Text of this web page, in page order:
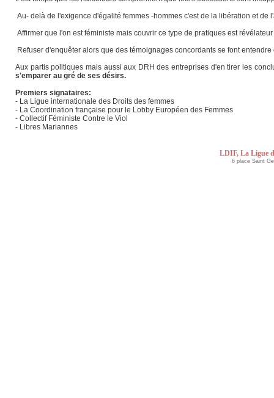
Au- delà de l'exigence d'égalité femmes -hommes c'est de la libération et de
Affirmer que l'on est féministe mais couvrir ce type de pratiques est
Refuser d'enquêter alors que des témoignages concordants se font
Aux partis politiques mais aussi aux DRH des entreprises d'en tirer les
s'emparer au gré de ses désirs.
Premiers signataires:
- La Ligue internationale des Droits des femmes
- La Coordination française pour le Lobby Européen des Femmes
- Collectif Féministe Contre le Viol
- Libres Mariannes
LDIF, La Ligue
6 place Saint